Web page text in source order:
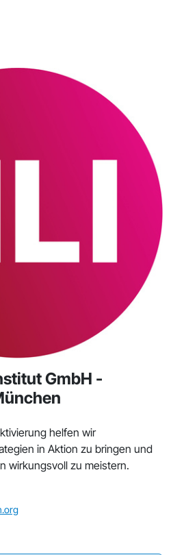
GmbH -
helfen wir
in Aktion zu bringen und
wirkungsvoll zu meistern.